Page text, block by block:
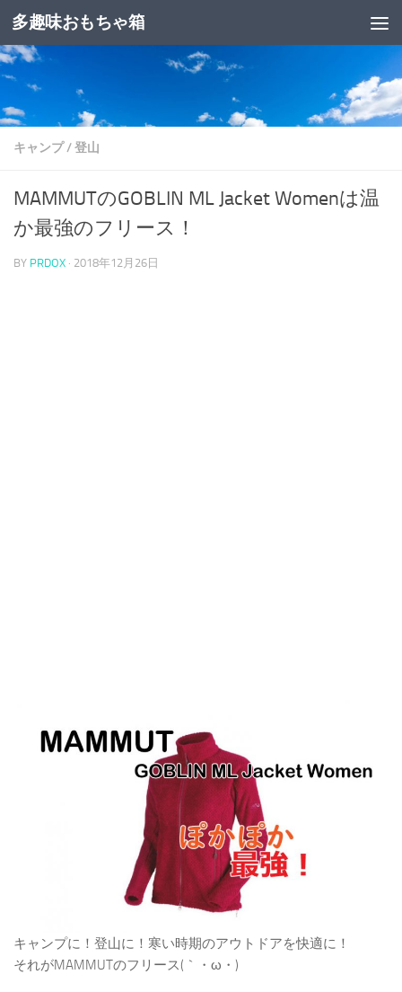
コンテンツへスキップ
多趣味おもちゃ箱
キャンプ/登山
MAMMUTのGOBLIN ML Jacket Womenは温
か最強のフリース！
BY PRDOX · 2018年12月26日
キャンプに！登山に！寒い時期のアウトドアを快適に！
それがMAMMUTのフリース(｀・ω・)